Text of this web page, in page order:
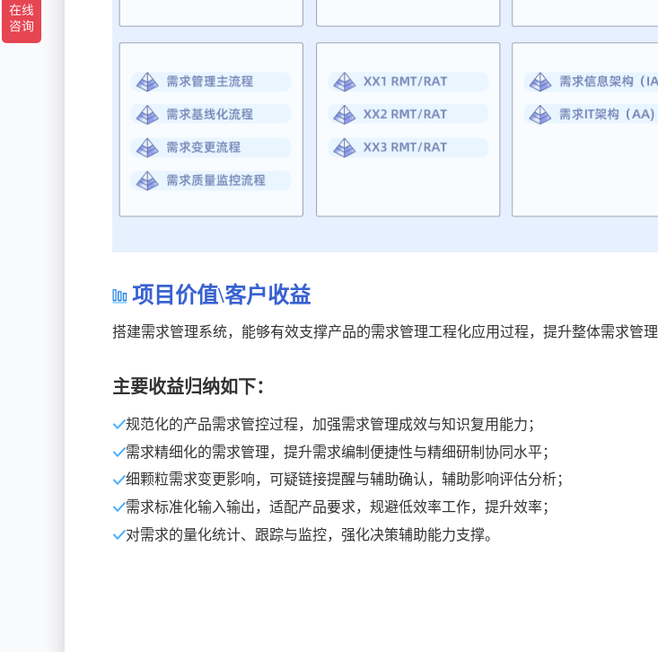
项目价值\客户收益
搭建需求管理系统，能够有效支撑产品的需求管理工程化应用过程，提升整体需求管理
主要收益归纳如下：
规范化的产品需求管控过程，加强需求管理成效与知识复用能力；
需求精细化的需求管理，提升需求编制便捷性与精细研制协同水平；
细颗粒需求变更影响，可疑链接提醒与辅助确认，辅助影响评估分析；
需求标准化输入输出，适配产品要求，规避低效率工作，提升效率；
对需求的量化统计、跟踪与监控，强化决策辅助能力支撑。